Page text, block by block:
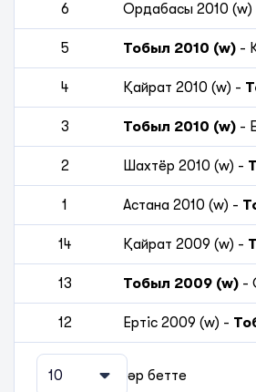
6 Ордабасы 2010 (w)
5 Тобыл 2010 (w) -
4 Қайрат 2010 (w) -
3 Тобыл 2010 (w) -
2 Шахтёр 2010 (w) -
1 Астана 2010 (w) -
14 Қайрат 2009 (w) -
13 Тобыл 2009 (w) -
12 Ертіс 2009 (w) -
10 әр бетте